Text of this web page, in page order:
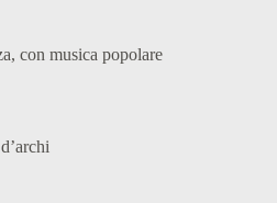
con musica popolare